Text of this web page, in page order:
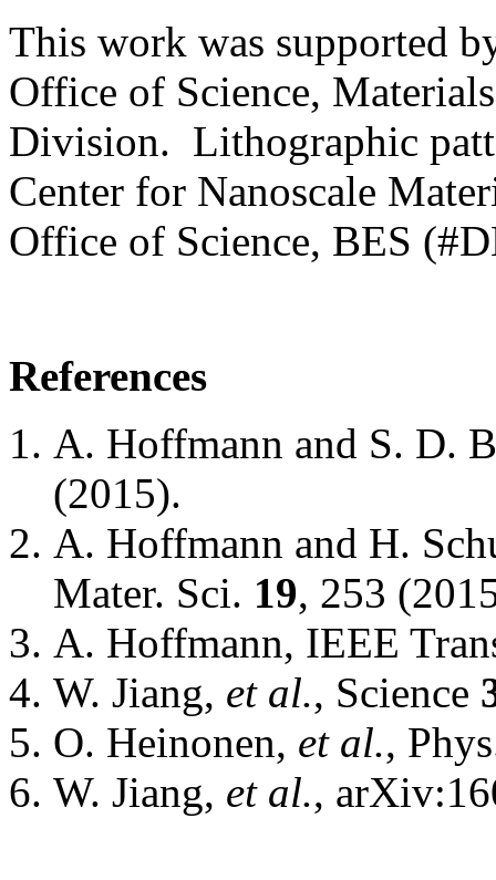
This work was supported
Office of Science,
Division. Lithographic
Center for Nanoscale
Office of Science, BES
References
A. Hoffmann and S. D.
(2015).
A. Hoffmann and H.
Mater. Sci. 19, 253
A. Hoffmann, IEEE
W. Jiang, et al., Science
O. Heinonen, et al.,
W. Jiang, et al.,